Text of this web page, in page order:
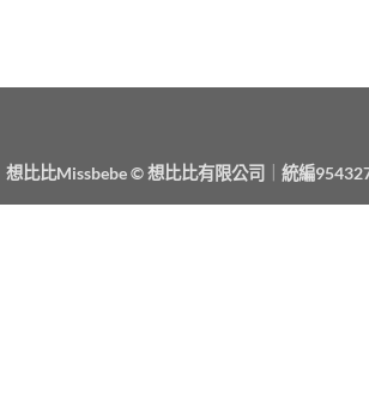
想比比Missbebe © 想比比有限公司 統編